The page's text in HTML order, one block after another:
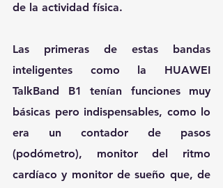
de la actividad física.
Las primeras de estas bandas
inteligentes como la HUAWEI
TalkBand B1 tenían funciones muy
básicas pero indispensables, como lo
era un contador de pasos
(podómetro), monitor del ritmo
cardíaco y monitor de sueño que, de